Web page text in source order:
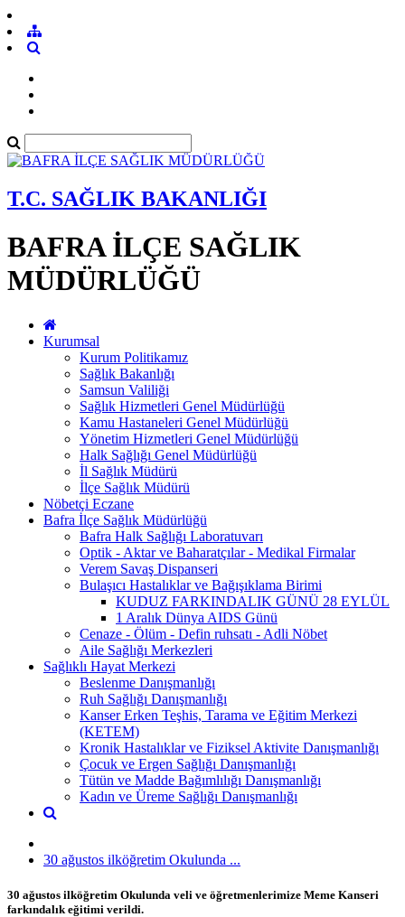
T.C. SAĞLIK BAKANLIĞI
BAFRA İLÇE SAĞLIK
MÜDÜRLÜĞÜ
Kurumsal
Kurum Politikamız
Sağlık Bakanlığı
Samsun Valiliği
Sağlık Hizmetleri Genel Müdürlüğü
Kamu Hastaneleri Genel Müdürlüğü
Yönetim Hizmetleri Genel Müdürlüğü
Halk Sağlığı Genel Müdürlüğü
İl Sağlık Müdürü
İlçe Sağlık Müdürü
Nöbetçi Eczane
Bafra İlçe Sağlık Müdürlüğü
Bafra Halk Sağlığı Laboratuvarı
Optik - Aktar ve Baharatçılar - Medikal Firmalar
Verem Savaş Dispanseri
Bulaşıcı Hastalıklar ve Bağışıklama Birimi
KUDUZ FARKINDALIK GÜNÜ 28 EYLÜL
1 Aralık Dünya AIDS Günü
Cenaze - Ölüm - Defin ruhsatı - Adli Nöbet
Aile Sağlığı Merkezleri
Sağlıklı Hayat Merkezi
Beslenme Danışmanlığı
Ruh Sağlığı Danışmanlığı
Kanser Erken Teşhis, Tarama ve Eğitim Merkezi
(KETEM)
Kronik Hastalıklar ve Fiziksel Aktivite Danışmanlığı
Çocuk ve Ergen Sağlığı Danışmanlığı
Tütün ve Madde Bağımlılığı Danışmanlığı
Kadın ve Üreme Sağlığı Danışmanlığı
30 ağustos ilköğretim Okulunda ...
30 ağustos ilköğretim Okulunda veli ve öğretmenlerimize Meme Kanseri
farkındalık eğitimi verildi.